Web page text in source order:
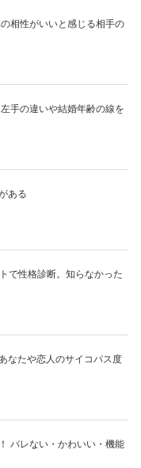
相性がいいと感じる相手の
手の違いや結婚年齢の線を
ある
で性格診断。知らなかった
なたや恋人のサイコパス度
バレない・かわいい・機能